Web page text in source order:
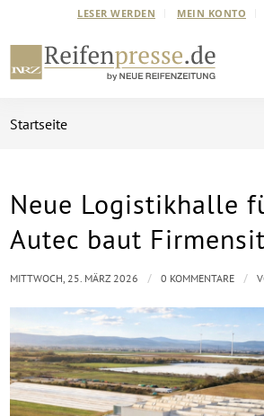
LESER WERDEN MEIN KONTO
Startseite
Neue Logistikhalle
Autec baut
MITTWOCH, 25. MÄRZ 2026 / 0 KOMMENTARE /